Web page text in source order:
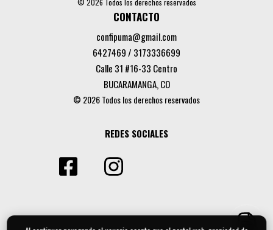
© 2026 Todos los derechos reservados
CONTACTO
confipuma@gmail.com
6427469 / 3173336699
Calle 31 #16-33 Centro
BUCARAMANGA, CO
© 2026 Todos los derechos reservados
REDES SOCIALES